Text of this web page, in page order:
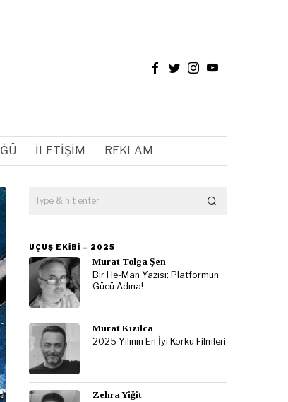
İLETIŞIM REKLAM
UÇUŞ EKIBI – 2025
Murat Tolga Şen
Bir He-Man Yazısı: Platformun
Gücü Adına!
Murat Kızılca
2025 Yılının En İyi Korku Filmleri
Zehra Yiğit